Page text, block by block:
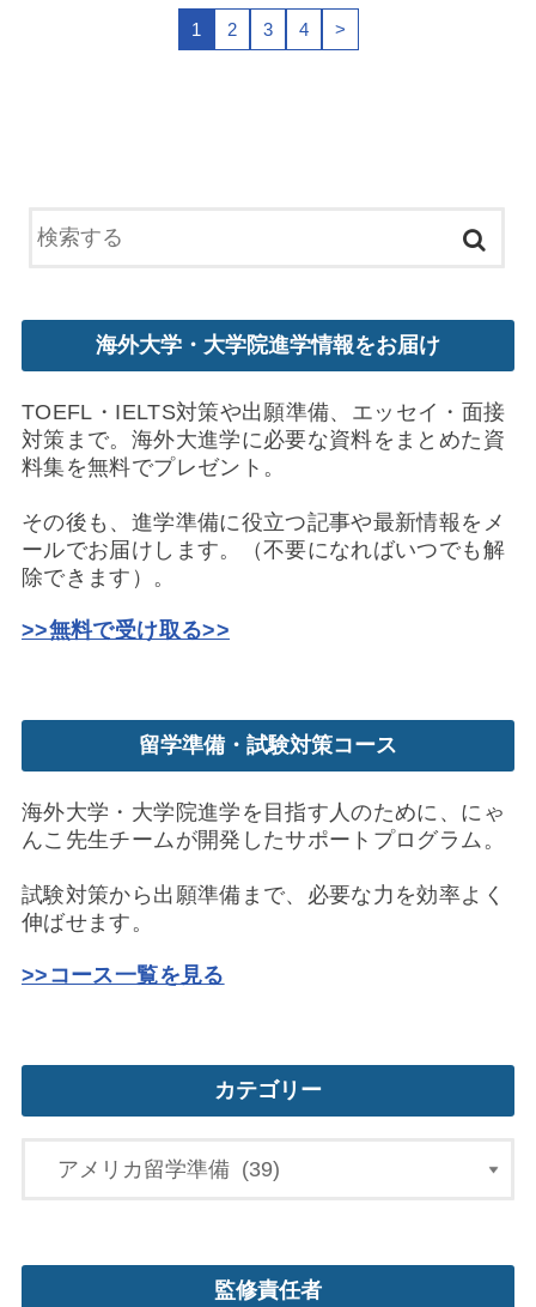
1 2 3 4 >
海外大学・大学院進学情報をお届け
TOEFL・IELTS対策や出願準備、エッセイ・面接
対策まで。海外大進学に必要な資料をまとめた資
料集を無料でプレゼント。
その後も、進学準備に役立つ記事や最新情報をメ
ールでお届けします。（不要になればいつでも解
除できます）。
>>無料で受け取る>>
留学準備・試験対策コース
海外大学・大学院進学を目指す人のために、にゃ
んこ先生チームが開発したサポートプログラム。
試験対策から出願準備まで、必要な力を効率よく
伸ばせます。
>>コース一覧を見る
カテゴリー
監修責任者